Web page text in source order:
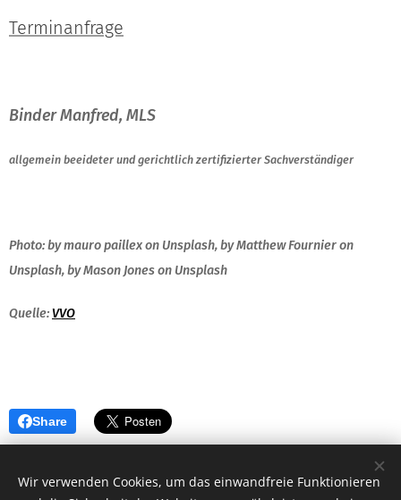
Terminanfrage
Binder Manfred, MLS
allgemein beeideter und gerichtlich zertifizierter Sachverständiger
Photo: by mauro paillex on Unsplash,by Matthew Fournier on
Unsplash,by Mason Jones on Unsplash
Quelle:VVO
Share
Wir verwenden Cookies, um das einwandfreie Funktionieren